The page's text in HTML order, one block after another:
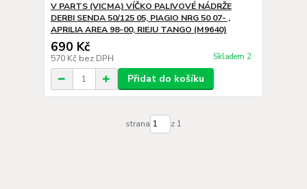
V PARTS (VICMA) VÍČKO PALIVOVÉ NÁDRŽE
DERBI SENDA 50/125 05, PIAGIO NRG 50 07- ,
APRILIA AREA 98-00, RIEJU TANGO (M9640)
690 Kč
570 Kč bez DPH Skladem 2
Přidat do košíku
strana z 1